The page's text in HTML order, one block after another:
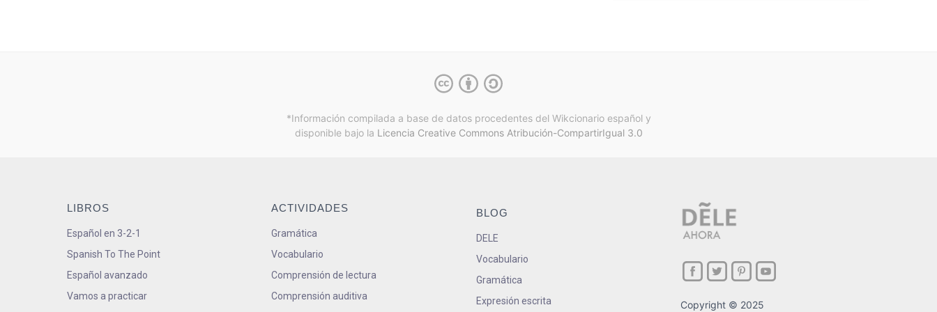
*Información compilada a base de datos procedentes del Wikcionario español y
disponible bajo la Licencia Creative Commons Atribución-CompartirIgual 3.0
LIBROS
Español en 3-2-1
Spanish To The Point
Español avanzado
Vamos a practicar
ACTIVIDADES
Gramática
Vocabulario
Comprensión de lectura
Comprensión auditiva
BLOG
DELE
Vocabulario
Gramática
Expresión escrita
Copyright © 2025